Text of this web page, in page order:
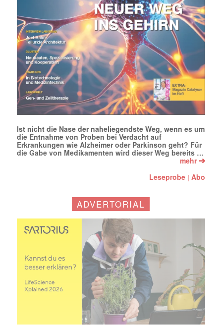
Ist nicht die Nase der naheliegendste Weg, wenn es um
die Entnahme von Proben bei Verdacht auf
Erkrankungen wie Alzheimer oder Parkinson geht? Für
die Gabe von Medikamenten wird dieser Weg bereits …
mehr➔
Leseprobe | Abo
ADVERTORIAL